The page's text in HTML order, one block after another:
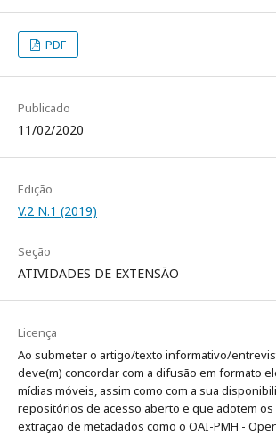
PDF
Publicado
11/02/2020
Edição
V.2 N.1 (2019)
Seção
ATIVIDADES DE EXTENSÃO
Licença
Ao submeter o artigo/texto informativo/
deve(m) concordar com a difusão em formato
mídias móveis, assim como com a sua
repositórios de acesso aberto e que adotem
extração de metadados como o OAI-PMH -